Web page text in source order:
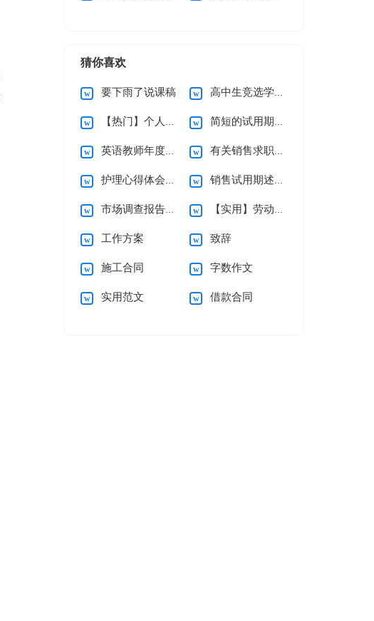
猜你喜欢
要下雨了说课稿 高中生竞选学习委员演讲稿
【热门】个人辞职申请书 简短的试用期辞职报告3篇
英语教师年度述职报告 有关销售求职信集合九篇
护理心得体会（通用5篇） 销售试用期述职报告
市场调查报告通用15篇 【实用】劳动合同模板锦集六篇
工作方案 致辞
施工合同 字数作文
实用范文 借款合同